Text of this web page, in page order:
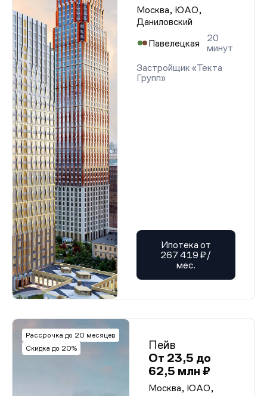
Москва, ЮАО,
Даниловский
Павелецкая
20
минут
Застройщик «Текта
Групп»
Ипотека от
267 419 ₽/
мес.
Рассрочка до 20 месяцев
Скидка до 20%
Пейв
От 23,5 до
62,5 млн ₽
Москва, ЮАО,